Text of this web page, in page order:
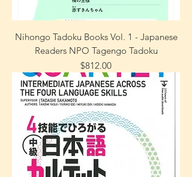
Nihongo Tadoku Books Vol. 1 - Japanese
Readers NPO Tagengo Tadoku
Precio
$812.00